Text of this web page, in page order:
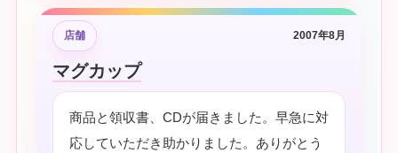
店舗 2007年8月
マグカップ
商品と領収書、CDが届きました。早急に対
応していただき助かりました。ありがとう